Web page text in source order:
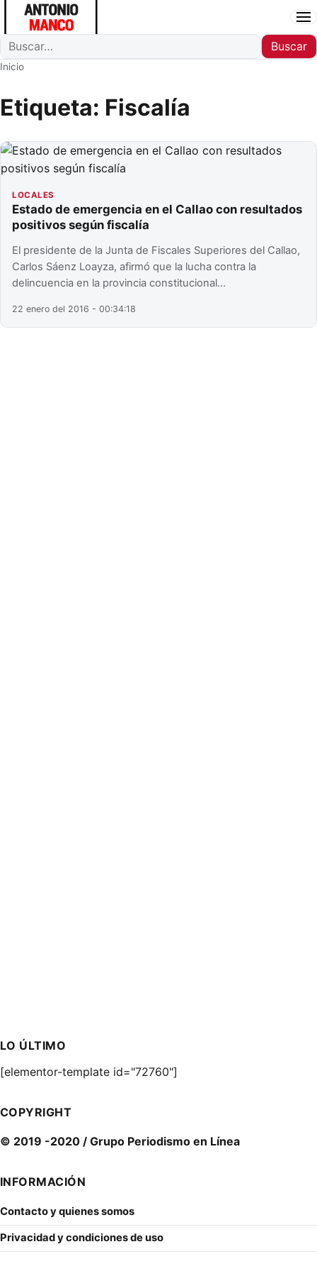
Buscar
Buscar
Inicio
Etiqueta: Fiscalía
LOCALES
Estado de emergencia en el Callao con resultados
positivos según fiscalía
El presidente de la Junta de Fiscales Superiores del Callao,
Carlos Sáenz Loayza, afirmó que la lucha contra la
delincuencia en la provincia constitucional…
22 enero del 2016 - 00:34:18
LO ÚLTIMO
[elementor-template id="72760"]
COPYRIGHT
© 2019 -2020 / Grupo Periodismo en Línea
INFORMACIÓN
Contacto y quienes somos
Privacidad y condiciones de uso